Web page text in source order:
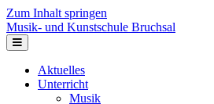
Zum Inhalt springen
Musik- und Kunstschule Bruchsal
Navigation
Aktuelles
Unterricht
Musik